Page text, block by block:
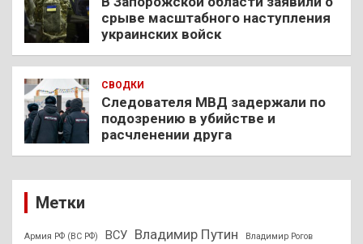
срыве масштабного наступления
украинских войск
СВОДКИ
Следователя МВД задержали по
подозрению в убийстве и
расчленении друга
Метки
Армия РФ (ВС РФ) ВСУ Владимир Путин Владимир Рогов